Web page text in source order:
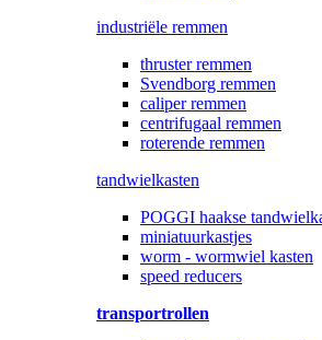
industriële remmen
thruster remmen
Svendborg remmen
caliper remmen
centrifugaal remmen
roterende remmen
tandwielkasten
POGGI haakse
miniatuurkastjes
worm - wormwiel kasten
speed reducers
transportrollen